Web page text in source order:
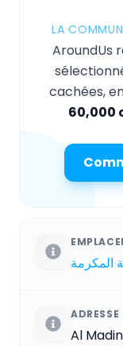
LA
AroundUs
cachées,
60,000
المكرمة
ADRESSE
Al